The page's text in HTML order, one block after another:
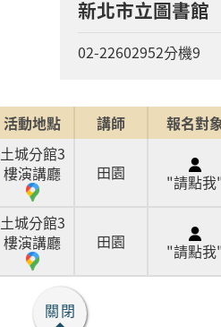
新北市立圖書館
02-22602952分機9
活動地點 講師 報名對
土城分館3
樓演講廳
田園 "請點我"
土城分館3
樓演講廳
田園 "請點我"
關閉